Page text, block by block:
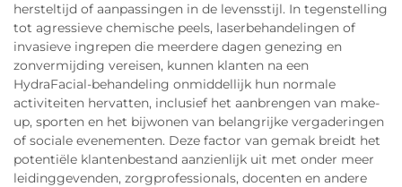
hersteltijd of aanpassingen in de levensstijl. In tegenstelling
tot agressieve chemische peels, laserbehandelingen of
invasieve ingrepen die meerdere dagen genezing en
zonvermijding vereisen, kunnen klanten na een
HydraFacial-behandeling onmiddellijk hun normale
activiteiten hervatten, inclusief het aanbrengen van make-
up, sporten en het bijwonen van belangrijke vergaderingen
of sociale evenementen. Deze factor van gemak breidt het
potentiële klantenbestand aanzienlijk uit met onder meer
leidinggevenden, zorgprofessionals, docenten en andere